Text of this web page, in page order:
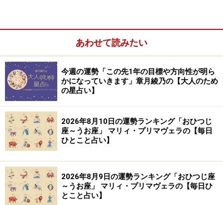
「みずがめ座」の今日の運勢
周囲とトラブルになりがち。意地を張らずにあなたから
折れて。
＞【12星座別】あなたの人生を好転させる“最良の人”と
10位：さそり座／蠍座（10月24日～11月22
日生まれ）
あわせて読みたい
今週の運勢「この先1年の目標や方向性が明ら
かになっていきます」章月綾乃の【大人のため
の星占い】
2026年8月10日の運勢ランキング「おひつじ
座～うお座」 マリィ・プリマヴェラの【毎日
ひとこと占い】
2026年8月9日の運勢ランキング「おひつじ座
～うお座」 マリィ・プリマヴェラの【毎日ひ
とこと占い】